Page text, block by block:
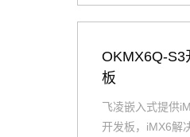
丰富，原理图、
载，技术支持等
选购
OKMX6Q-S3
板
飞凌嵌入式提供
开发板，iMX6解